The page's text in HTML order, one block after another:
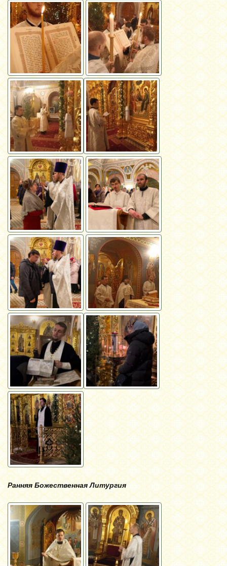
Ранняя Божественная Литургия